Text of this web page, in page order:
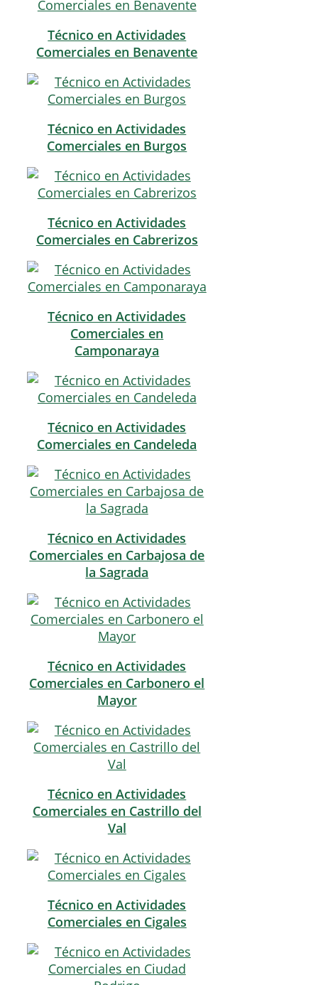
Técnico en Actividades
Comerciales en Benavente
Técnico en Actividades
Comerciales en Burgos
Técnico en Actividades
Comerciales en Cabrerizos
Técnico en Actividades
Comerciales en
Camponaraya
Técnico en Actividades
Comerciales en Candeleda
Técnico en Actividades
Comerciales en Carbajosa de
la Sagrada
Técnico en Actividades
Comerciales en Carbonero el
Mayor
Técnico en Actividades
Comerciales en Castrillo del
Val
Técnico en Actividades
Comerciales en Cigales